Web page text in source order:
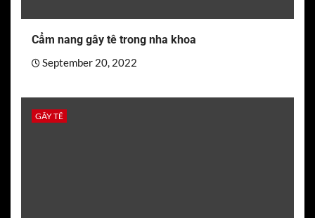
Cẩm nang gây tê trong nha khoa
September 20, 2022
GÂY TÊ